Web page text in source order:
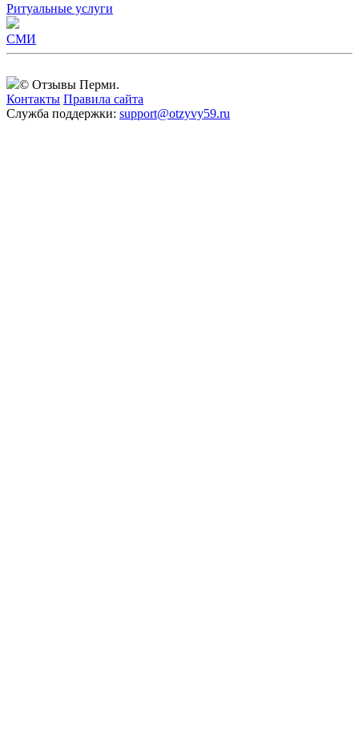
Ритуальные услуги
СМИ
© Отзывы Перми.
Контакты Правила сайта
Служба поддержки: support@otzyvy59.ru